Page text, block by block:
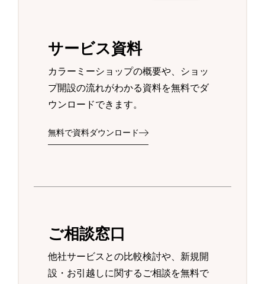
サービス資料
カラーミーショップの概要や、ショッ
プ開設の流れがわかる資料を無料でダ
ウンロードできます。
無料で資料ダウンロード
ご相談窓口
他社サービスとの比較検討や、新規開
設・お引越しに関するご相談を無料で